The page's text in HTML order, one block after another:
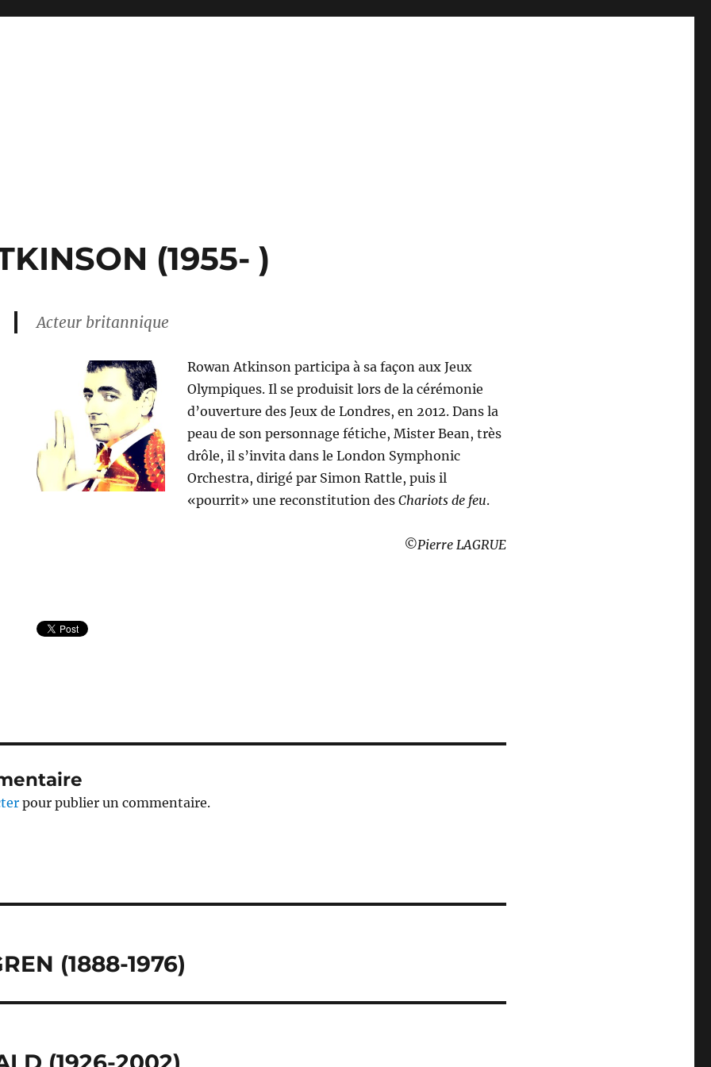
(1955- )
Acteur britannique
Rowan Atkinson participa à sa façon aux Jeux
Olympiques. Il se produisit lors de la cérémonie
d’ouverture des Jeux de Londres, en 2012. Dans la
peau de son personnage fétiche, Mister Bean, très
drôle, il s’invita dans le London Symphonic
Orchestra, dirigé par Simon Rattle, puis il
«pourrit» une reconstitution desChariots de feu.
©Pierre LAGRUE
pour publier un commentaire.
(1888-1976)